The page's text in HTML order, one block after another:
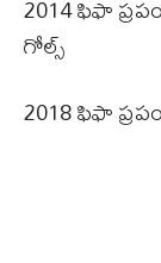
2014 ఫిఫా
గోల్స్
2018 ఫిఫా